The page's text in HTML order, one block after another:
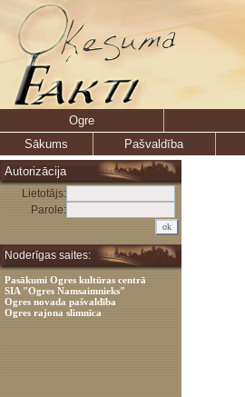
Ogre
Sākums
Pašvaldība
Autorizācija
Lietotājs:
Parole:
Noderīgas saites:
Pasākumi Ogres kultūras centrā
SIA "Ogres Namsaimnieks"
Ogres novada pašvaldība
Ogres rajona slimnīca